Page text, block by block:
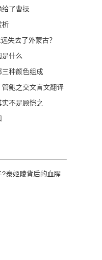
给了曹操
析
失去了外蒙古？
什么
三种颜色组成
鲍之交文言文翻译
不是顾恺之
泰姬陵背后的血腥